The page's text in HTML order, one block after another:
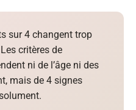
sur 4 changent trop
critères de
ni de l’âge ni des
mais de 4 signes